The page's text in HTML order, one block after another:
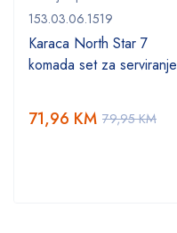
153.03.06.1519
Karaca North Star 7
komada set za serviranje
79,95KM
71,96 KM